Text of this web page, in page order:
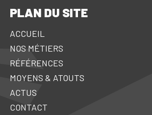
PLAN DU SITE
ACCUEIL
NOS MÉTIERS
RÉFÉRENCES
MOYENS & ATOUTS
ACTUS
CONTACT